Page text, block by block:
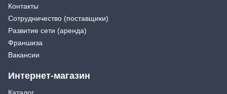
Контакты
Сотрудничество (поставщики)
Развитие сети (аренда)
Франшиза
Вакансии
Интернет-магазин
Каталог